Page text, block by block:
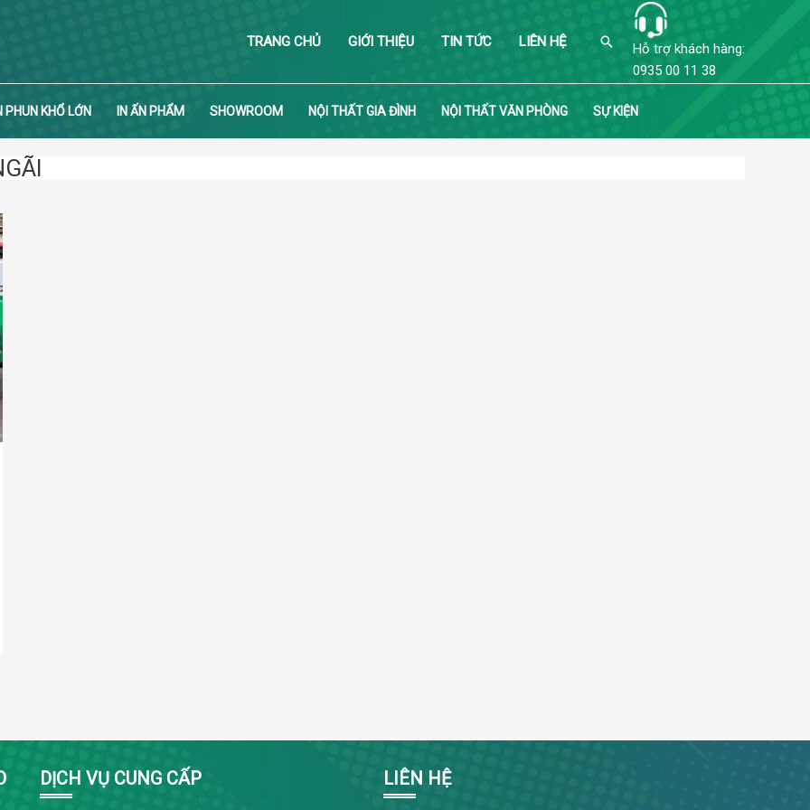
TRANG CHỦ GIỚI THIỆU TIN TỨC LIÊN HỆ SearchHỗ trợ khách hàng:
0935 00 11 38
PHUN KHỔ LỚN IN ẤN PHẨM SHOWROOM NỘI THẤT GIA ĐÌNH NỘI THẤT VĂN PHÒNG SỰ KIỆN
DỊCH VỤ CUNG CẤP LIÊN HỆ